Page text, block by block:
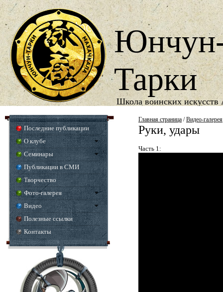
Тарки
Школа воинских искусств
Год основания школы1987
Последние публикации
О клубе
Семинары
Публикации в СМИ
Творчество
Фото-галерея
Видео
Полезные ссылки
Контакты
Главная страница /Видео-галерея
Руки, удары
Часть 1: